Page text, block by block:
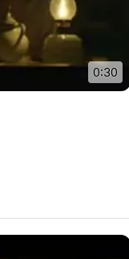
0:30